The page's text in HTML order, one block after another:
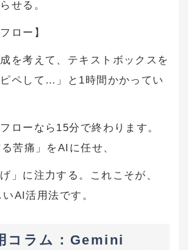
せる。
ロー】
を考えて、テキストボックスを
ペして…」と1時間かかってい
ローなら15分で終わります。
苦痛」をAIに任せ、
」に注力する。これこそが、
AI活用法です。
コラム：Gemini